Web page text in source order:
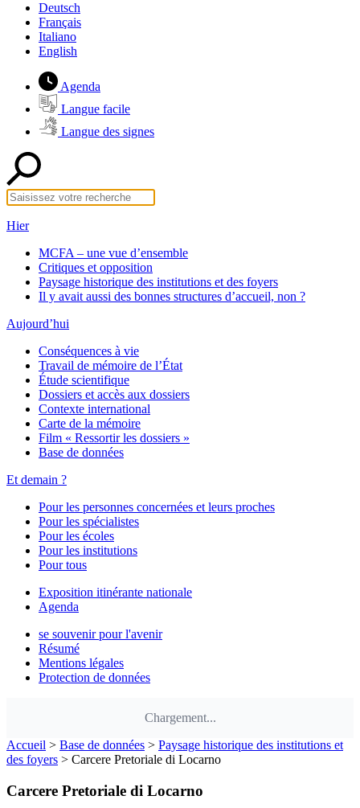
Deutsch
Français
Italiano
English
Agenda
Langue facile
Langue des signes
Hier
MCFA – une vue d’ensemble
Critiques et opposition
Paysage historique des institutions et des foyers
Il y avait aussi des bonnes structures d’accueil, non ?
Aujourd’hui
Conséquences à vie
Travail de mémoire de l’État
Étude scientifique
Dossiers et accès aux dossiers
Contexte international
Carte de la mémoire
Film « Ressortir les dossiers »
Base de données
Et demain ?
Pour les personnes concernées et leurs proches
Pour les spécialistes
Pour les écoles
Pour les institutions
Pour tous
Exposition itinérante nationale
Agenda
se souvenir pour l'avenir
Résumé
Mentions légales
Protection de données
Chargement...
Accueil > Base de données > Paysage historique des institutions et
des foyers > Carcere Pretoriale di Locarno
Carcere Pretoriale di Locarno